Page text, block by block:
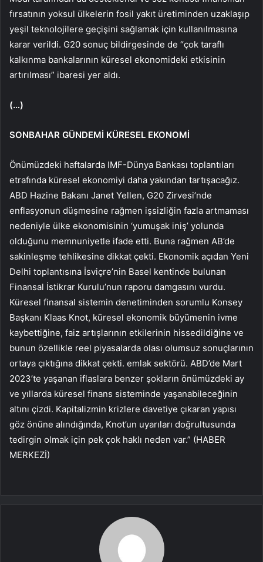
fırsatının yoksul ülkelerin fosil yakıt üretiminden uzaklaşıp
yeşil teknolojilere geçişini sağlamak için kullanılmasına
karar verildi. G20 sonuç bildirgesinde de “çok taraflı
kalkınma bankalarının küresel ekonomideki etkisinin
artırılması” ibaresi yer aldı.
(…)
SONBAHAR GÜNDEMİ KÜRESEL EKONOMİ
Önümüzdeki haftalarda IMF-Dünya Bankası toplantıları
etrafında küresel ekonomiyi daha yakından tartışacağız.
ABD Hazine Bakanı Janet Yellen, G20 Zirvesi’nde
enflasyonun düşmesine rağmen işsizliğin fazla artmaması
nedeniyle ülke ekonomisinin ‘yumuşak iniş’ yolunda
olduğunu memnuniyetle ifade etti. Buna rağmen AB’de
sakinleşme tehlikesine dikkat çekti. Ekonomik açıdan Yeni
Delhi toplantısına İsviçre’nin Basel kentinde bulunan
Finansal İstikrar Kurulu’nun raporu damgasını vurdu.
Küresel finansal sistemin denetiminden sorumlu Konsey
Başkanı Klaas Knot, küresel ekonomik büyümenin ivme
kaybettiğine, faiz artışlarının etkilerinin hissedildiğine ve
bunun özellikle reel piyasalarda olası olumsuz sonuçlarının
ortaya çıktığına dikkat çekti. emlak sektörü. ABD’de Mart
2023’te yaşanan iflaslara benzer şokların önümüzdeki ay
ve yıllarda küresel finans sisteminde yaşanabileceğinin
altını çizdi. Kapitalizmin krizlere davetiye çıkaran yapısı
göz önüne alındığında, Knot’un uyarıları doğrultusunda
tedirgin olmak için pek çok haklı neden var.” (HABER
MERKEZİ)